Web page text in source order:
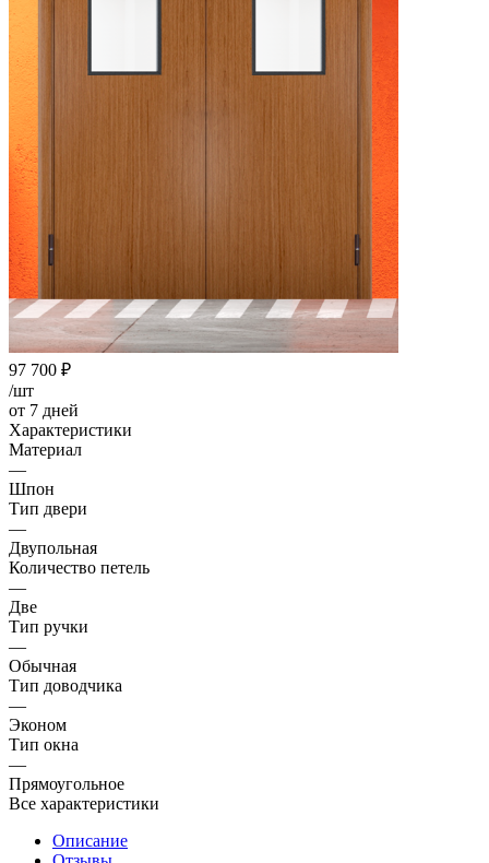
97 700 ₽
/шт
от 7 дней
Характеристики
Материал
—
Шпон
Тип двери
—
Двупольная
Количество петель
—
Две
Тип ручки
—
Обычная
Тип доводчика
—
Эконом
Тип окна
—
Прямоугольное
Все характеристики
Описание